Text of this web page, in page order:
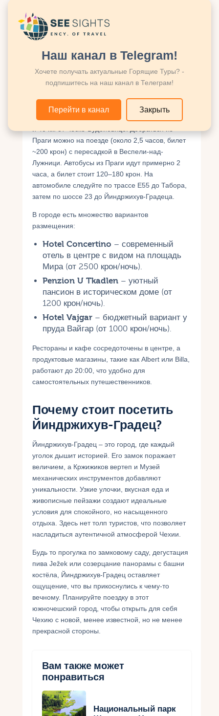
костюмированным шествиям, рыцарским
турнирам и ярмаркам. Посетители могут
увидеть реконструкции исторических событий.
Как добраться и где
остановиться
Йиндржихув-Градец находится в 150 км от Праги
Праги можно на поезде (около 2,5 часов, билет
~200 крон) с пересадкой в Веспели-над-
Лужници. Автобусы из Праги идут примерно 2
часа, а билет стоит 120–180 крон. На
автомобиле следуйте по трассе E55 до Табора,
затем по шоссе 23 до Йиндржихув-Градеца.
В городе есть множество вариантов
размещения:
Hotel Concertino – современный
отель в центре с видом на площадь
Мира (от 2500 крон/ночь).
Penzion U Tkadlen– уютный
пансион в историческом доме (от
1200 крон/ночь).
Hotel Vajgar– бюджетный вариант у
пруда Вайгар (от 1000 крон/ночь).
Рестораны и кафе сосредоточены в центре, а
продуктовые магазины, такие как Albert или Billa,
работают до 20:00, что удобно для
самостоятельных путешественников.
Почему стоит посетить
Йиндржихув-Градец?
Йиндржихув-Градец – это город, где каждый
уголок дышит историей. Его замок поражает
величием, а Кржижиков вертеп и Музей
механических инструментов добавляют
уникальности. Узкие улочки, вкусная еда и
живописные пейзажи создают идеальные
условия для спокойного, но насыщенного
отдыха. Здесь нет толп туристов, что позволяет
насладиться аутентичной атмосферой Чехии.
Будь то прогулка по замковому саду, дегустация
пива Ježek или созерцание панорамы с башни
костёла, Йиндржихув-Градец оставляет
ощущение, что вы прикоснулись к чему-то
вечному. Планируйте поездку в этот
южночешский город, чтобы открыть для себя
Чехию с новой, менее известной, но не менее
прекрасной стороны.
Вам также может
понравиться
Национальный парк
Наш канал в Telegram!
Хочете получать актуальные Горящие Туры? -
подпишитесь на наш канал в Телеграм!
Перейти в канал Закрыть